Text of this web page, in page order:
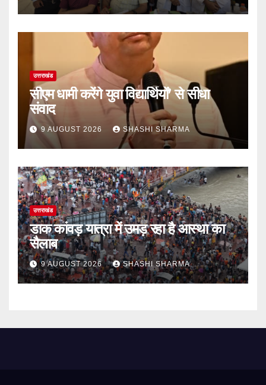
उत्तराखंड
सीएम धामी करेंगे युवा विद्यार्थियों’ से सीधा
संवाद
9 AUGUST 2026 SHASHI SHARMA
उत्तराखंड
डाक कांवड़ यात्रा में उमड़ रहा है आस्था का
सैलाब
9 AUGUST 2026 SHASHI SHARMA